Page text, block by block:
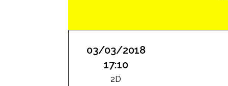
03/03/2018
17:10
2D